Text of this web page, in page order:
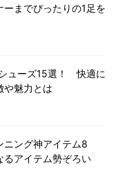
までぴったりの1足を
ューズ15選！ 快適に
や魅力とは
ニング神アイテム8
るアイテム勢ぞろい